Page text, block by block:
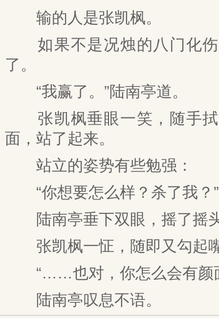
输的人是张凯枫。
如果不是况烛的八门化伤
了。
“我赢了。”陆南亭道。
张凯枫垂眼一笑，随手拭
面，站了起来。
站立的姿势有些勉强：
“你想要怎么样？杀了我？”
陆南亭垂下双眼，摇了摇
张凯枫一怔，随即又勾起
“……也对，你怎么会有颜面
陆南亭叹息不语。